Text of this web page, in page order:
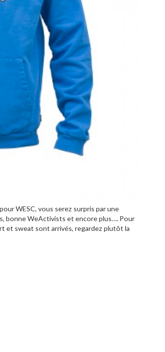
WESC, vous serez surpris par une
bonne WeActivists et encore plus…. Pour
et sweat sont arrivés, regardez plutôt la